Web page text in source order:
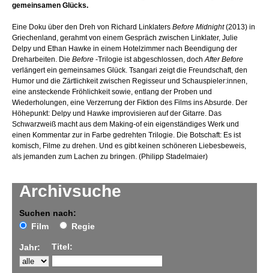
Archivsuche
Suchen nach:
Film
Regie
Jahr: Titel:
gemeinsamen Glücks.
Eine Doku über den Dreh von Richard Linklaters Before Midnight(2013) in
Griechenland, gerahmt von einem Gespräch zwischen Linklater, Julie
Delpy und Ethan Hawke in einem Hotelzimmer nach Beendigung der
Dreharbeiten. Die Before -Trilogie ist abgeschlossen, dochAfter Before
verlängert ein gemeinsames Glück. Tsangari zeigt die Freundschaft, den
Humor und die Zärtlichkeit zwischen Regisseur und Schauspieler:innen,
eine ansteckende Fröhlichkeit sowie, entlang der Proben und
Wiederholungen, eine Verzerrung der Fiktion des Films ins Absurde. Der
Höhepunkt: Delpy und Hawke improvisieren auf der Gitarre. Das
Schwarzweiß macht aus dem Making-of ein eigenständiges Werk und
einen Kommentar zur in Farbe gedrehten Trilogie. Die Botschaft: Es ist
komisch, Filme zu drehen. Und es gibt keinen schöneren Liebesbeweis,
als jemanden zum Lachen zu bringen. (Philipp Stadelmaier)